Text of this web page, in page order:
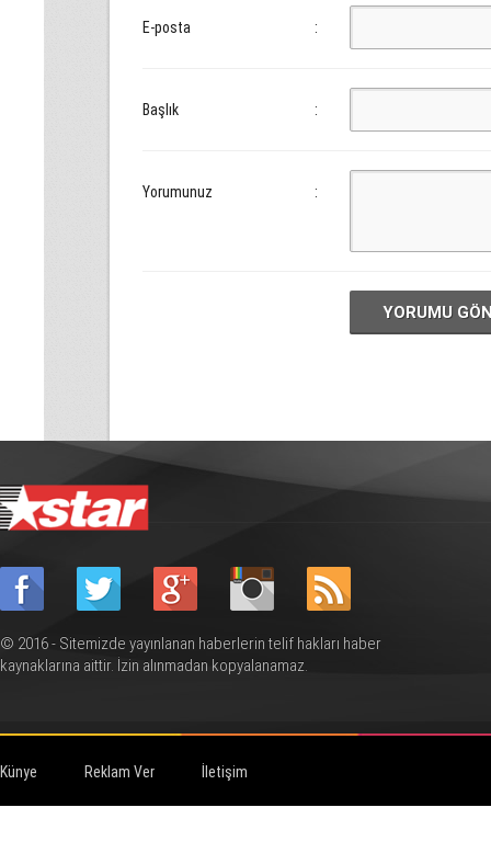
E-posta :
Başlık :
Yorumunuz :
YORUMU
© 2016 - Sitemizde yayınlanan haberlerin telif hakları haber
kaynaklarına aittir. İzin alınmadan kopyalanamaz.
Künye Reklam Ver İletişim